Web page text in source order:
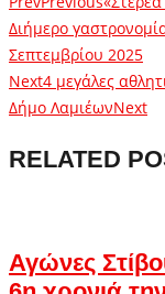
Διήμερο
Σεπτεμβρίου 2025
Next4 μεγάλες
Δήμο ΛαμιέωνNext
RELATED
Αγώνες